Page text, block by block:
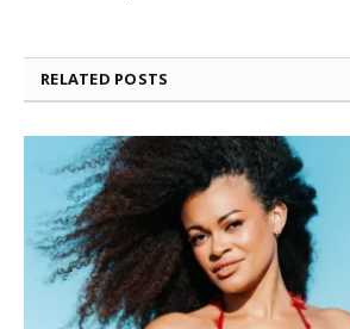
RELATED POSTS